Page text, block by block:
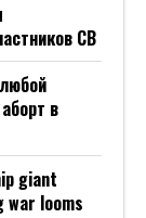
СВ
в
giant
war looms